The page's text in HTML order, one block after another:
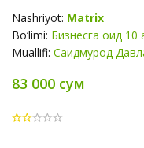
Nashriyot: Matrix
Bo‘limi: Бизнесга оид 10
Muallifi: Саидмурод
83 000 сум